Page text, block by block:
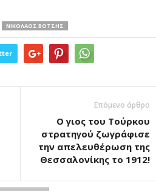
ΝΙΚΌΛΑΟΣ ΒΌΤΣΗΣ
Επόμενο άρθρο
Ο γιος του Τούρκου
στρατηγού ζωγράφισε
την απελευθέρωση της
Θεσσαλονίκης το 1912!